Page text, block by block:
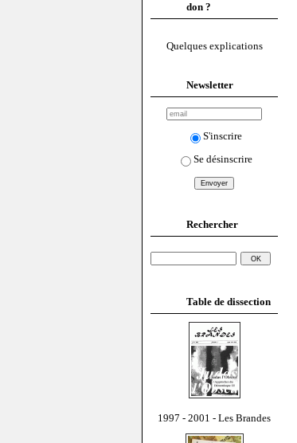
don ?
Quelques explications
Newsletter
S'inscrire
Se désinscrire
Rechercher
Table de dissection
1997 - 2001 - Les Brandes